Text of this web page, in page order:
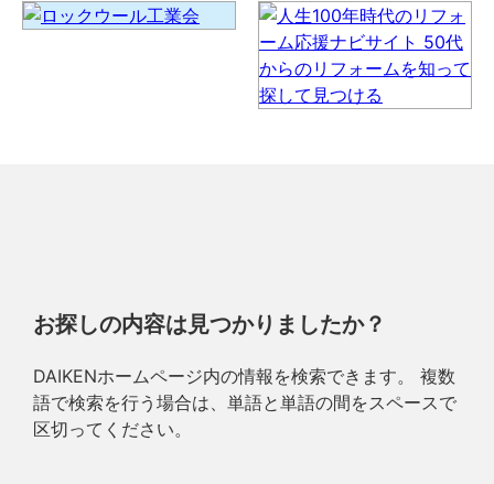
お探しの内容は見つかりましたか？
DAIKENホームページ内の情報を検索できます。 複数
語で検索を行う場合は、単語と単語の間をスペースで
区切ってください。